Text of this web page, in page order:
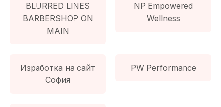
BLURRED LINES
BARBERSHOP ON
MAIN
NP Empowered
Wellness
Изработка на сайт
София
PW Performance